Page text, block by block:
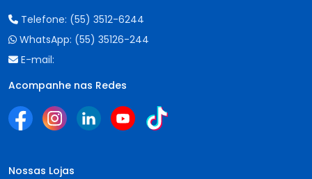
Telefone: (55) 3512-6244
WhatsApp: (55) 35126-244
E-mail:
Acompanhe nas Redes
Nossas Lojas